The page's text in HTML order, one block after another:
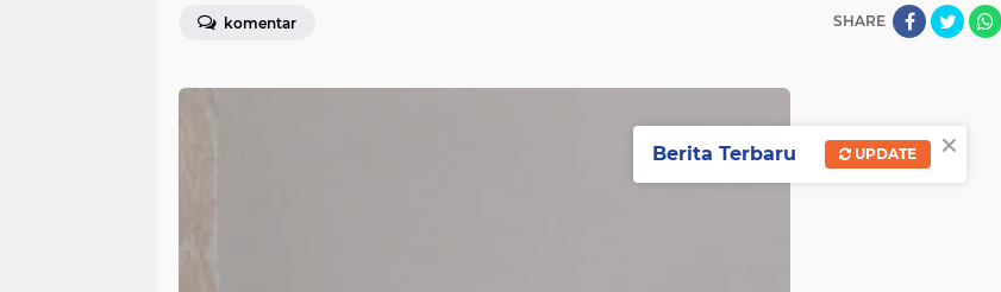
komentar SHARE
×
Berita Terbaru UPDATE